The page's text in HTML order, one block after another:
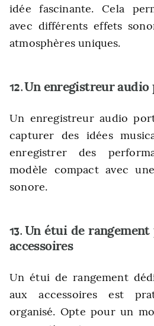
idée fascinante. Cela
avec différents effets
atmosphères uniques.
12.Un enregistreur audio
Un enregistreur audio
capturer des idées
enregistrer des
modèle compact avec
sonore.
13. Un étui de
accessoires
Un étui de rangement
aux accessoires est
organisé. Opte pour un